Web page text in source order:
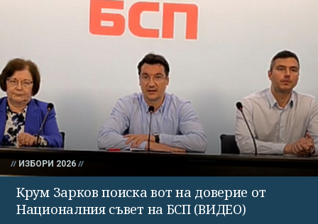
ИЗБОРИ 2026
Крум Зарков поиска вот на доверие от
Националния съвет на БСП (ВИДЕО)